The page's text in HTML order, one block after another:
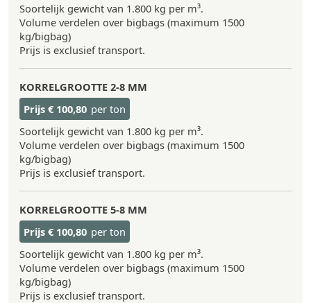
Soortelijk gewicht van 1.800 kg per m³.
Volume verdelen over bigbags (maximum 1500
kg/bigbag)
Prijs is exclusief transport.
KORRELGROOTTE 2-8 MM
Prijs € 100,80 per ton
Soortelijk gewicht van 1.800 kg per m³.
Volume verdelen over bigbags (maximum 1500
kg/bigbag)
Prijs is exclusief transport.
KORRELGROOTTE 5-8 MM
Prijs € 100,80 per ton
Soortelijk gewicht van 1.800 kg per m³.
Volume verdelen over bigbags (maximum 1500
kg/bigbag)
Prijs is exclusief transport.